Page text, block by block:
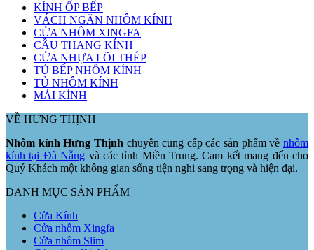
KÍNH ỐP BẾP
VÁCH NGĂN NHÔM KÍNH
CỬA NHÔM XINGFA
CẦU THANG KÍNH
CỬA NHỰA LÕI THÉP
TỦ BẾP NHÔM KÍNH
TỦ NHÔM KÍNH
MÁI KÍNH
VỀ HƯNG THỊNH
Nhôm kính Hưng Thịnh chuyên cung cấp các sản phẩm vềnhôm
kính tại Đà Nẵng và các tỉnh Miền Trung. Cam kết mang đến cho
Quý Khách một không gian sống tiện nghi sang trọng và hiện đại.
DANH MỤC SẢN PHẨM
Cửa Kính
Cửa nhôm Xingfa
Cửa nhôm Slim